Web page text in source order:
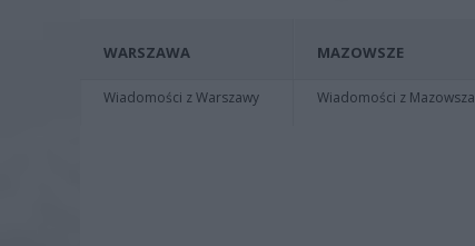
WARSZAWA
Wiadomości z Warszawy
MAZOWSZE
Wiadomości z Mazowsza